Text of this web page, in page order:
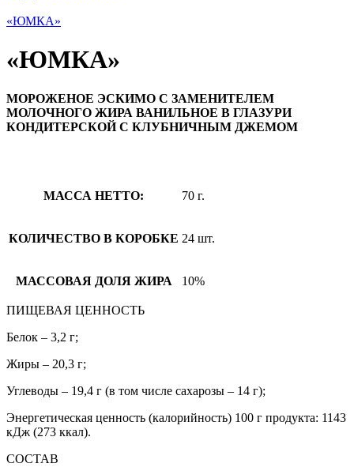
«ЮМКА»
«ЮМКА»
МОРОЖЕНОЕ ЭСКИМО С ЗАМЕНИТЕЛЕМ
МОЛОЧНОГО ЖИРА ВАНИЛЬНОЕ В ГЛАЗУРИ
КОНДИТЕРСКОЙ С КЛУБНИЧНЫМ ДЖЕМОМ
МАССА НЕТТО: 70 г.
КОЛИЧЕСТВО В КОРОБКЕ 24 шт.
МАССОВАЯ ДОЛЯ ЖИРА 10%
ПИЩЕВАЯ ЦЕННОСТЬ
Белок – 3,2 г;
Жиры – 20,3 г;
Углеводы – 19,4 г (в том числе сахарозы – 14 г);
Энергетическая ценность (калорийность) 100 г продукта: 1143
кДж (273 ккал).
СОСТАВ